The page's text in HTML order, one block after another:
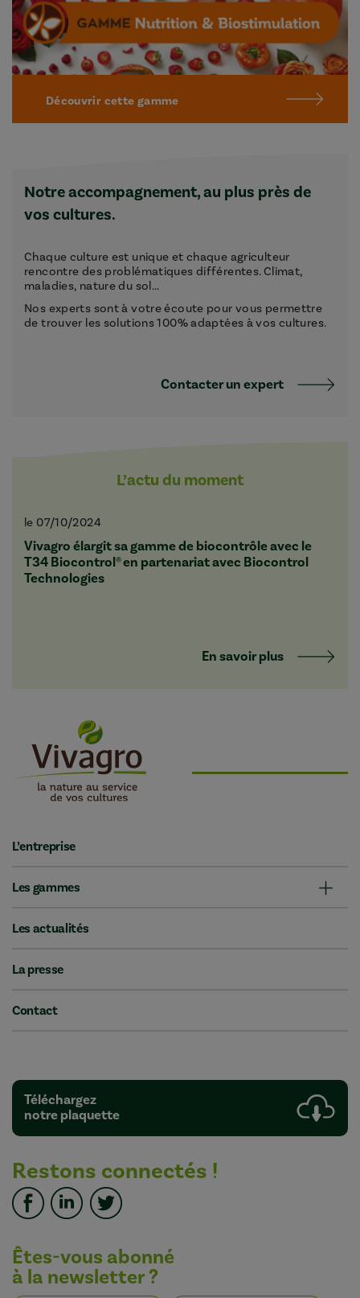
Découvrir cette gamme
Notre accompagnement, au plus près de
vos cultures.
Chaque culture est unique et chaque agriculteur
rencontre des problématiques différentes. Climat,
maladies, nature du sol...
Nos experts sont à votre écoute pour vous permettre
de trouver les solutions 100% adaptées à vos cultures.
Contacter un expert
L’actu du moment
le 07/10/2024
Vivagro élargit sa gamme de biocontrôle avec le
T34 Biocontrol® en partenariat avec Biocontrol
Technologies
En savoir plus
L’entreprise
Les gammes
Les actualités
La presse
Contact
Téléchargez
notre plaquette
Restons connectés !
Êtes-vous abonné
à la newsletter ?